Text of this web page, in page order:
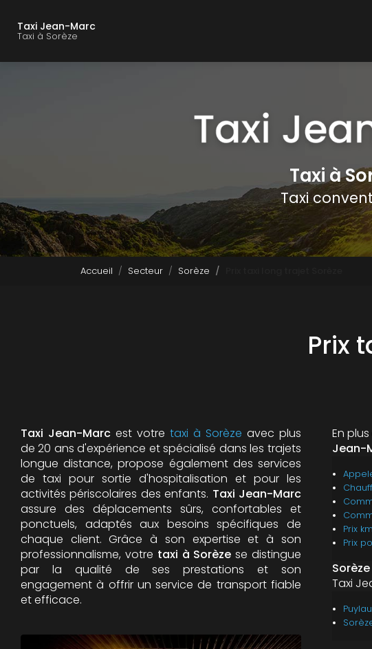
contenu
Taxi Jean-Marc
Taxi à Sorèze
Taxi à
Taxi
Accueil Secteur Sorèze
Prix
Taxi Jean-Marc est votre taxi à Sorèze avec plus
de 20 ans d'expérience et spécialisé dans les trajets
longue distance, propose également des services
de taxi pour sortie d'hospitalisation et pour les
activités périscolaires des enfants. Taxi Jean-Marc
assure des déplacements sûrs, confortables et
ponctuels, adaptés aux besoins spécifiques de
chaque client. Grâce à son expertise et à son
professionnalisme, votre taxi à Sorèze se distingue
par la qualité de ses prestations et son
engagement à offrir un service de transport fiable
et efficace.
En
Jean-
Prix
Prix
Sorèze
Taxi